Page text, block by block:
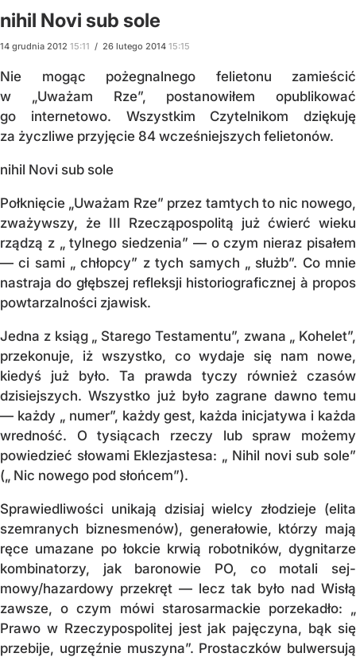
nihil Novi sub sole
14 grudnia 2012 15:11 / 26 lutego 2014 15:15
Nie mogąc pożegnalnego felietonu zamieścić
w „Uważam Rze”, postanowiłem opublikować
go internetowo. Wszystkim Czytelnikom dziękuję
za życzliwe przyjęcie 84 wcześniejszych felietonów.
nihil Novi sub sole
Połknięcie „Uważam Rze” przez tamtych to nic nowego,
zważywszy, że III Rzecząpospolitą już ćwierć wieku
rządzą z „ tylnego siedzenia” — o czym nieraz pisałem
— ci sami „ chłopcy” z tych samych „ służb”. Co mnie
nastraja do głębszej refleksji historiograficznej à propos
powtarzalności zjawisk.
Jedna z ksiąg „ Starego Tes­ta­men­tu”, zwana „ Kohelet”,
prze­ko­nu­je, iż wszystko, co wydaje się nam no­we,
kiedyś już było. Ta prawda ty­czy również czasów
dzisiej­szych. Wszystko już było zagrane dawno temu
— każdy „ numer”, każdy gest, każ­da inicjatywa i każda
wred­ność. O tysią­cach rzeczy lub spraw mo­żemy
powie­dzieć słowami Eklezjastesa: „ Nihil no­vi sub so­le”
(„ Nic nowego pod słoń­cem”).
Sprawiedliwości unikają dzisiaj wielcy złodzieje (elita
szemranych biznesme­nów), generałowie, którzy mają
ręce uma­zane po łokcie krwią robotników, dygni­tarze
kom­binatorzy, jak baronowie PO, co motali sej­
mowy/hazardowy przekręt — lecz tak by­ło nad Wisłą
zawsze, o czym mówi starosar­mac­kie porzekadło: „
Pra­wo w Rzeczy­pos­politej jest jak pajęczyna, bąk się
prze­bije, ugrzęźnie muszyna”. Pros­tacz­ków bul­wersują